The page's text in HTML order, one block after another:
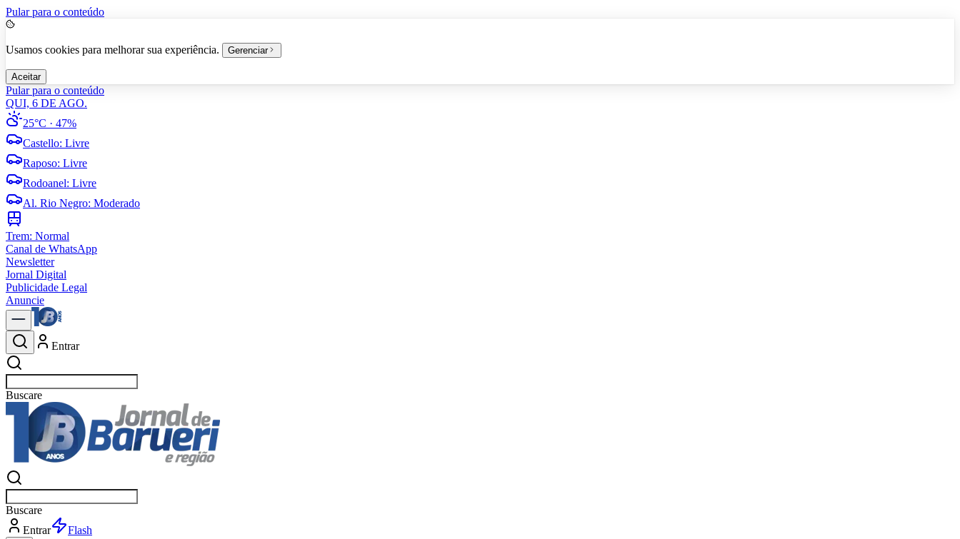
Pular para o conteúdo
Usamos cookies para melhorar sua experiência. Gerenciar
Aceitar
Pular para o conteúdo
QUI, 6 DE AGO.
25°C · 47%
Castello: Livre
Raposo: Livre
Rodoanel: Livre
Al. Rio Negro: Moderado
Trem: Normal
Canal de WhatsApp
Newsletter
Jornal Digital
Publicidade Legal
Anuncie
Entrar
Buscaresportes
Buscaresportes
Entrar
Flash